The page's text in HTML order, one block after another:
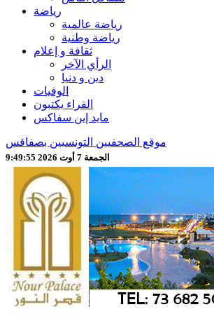
رياضة
رياضة عالمية
رياضة وطنية
ثقافة و إعلام
الرأي الآخر
دين و دنيا
الوفيات
القراء يكتبون
مايد إين سفاكس
موقع الصحفيين التونسيين بصفاقس
الجمعة 7 أوت 2026 9:49:57